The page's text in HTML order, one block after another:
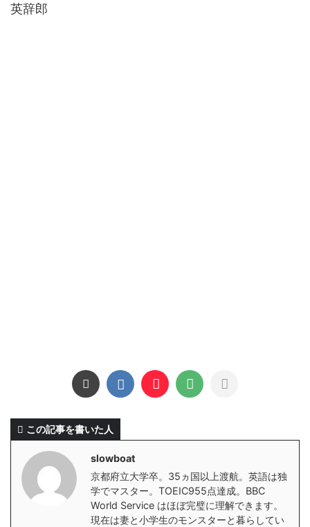
英辞郎
この記事を書いた人
slowboat
京都府立大学卒。35ヵ国以上渡航。英語は独
学でマスター。TOEIC955点達成。BBC
World Service はほぼ完璧に理解できます。
現在は妻と小学生のモンスターと暮らしてい